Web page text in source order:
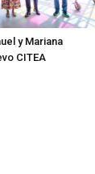
y Mariana
CITEA